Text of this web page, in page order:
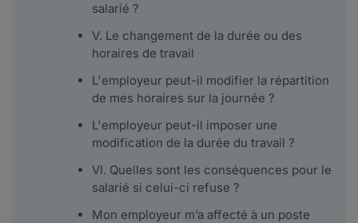
salarié ?
V. Le changement de la durée ou des
horaires de travail
L'employeur peut-il modifier la répartition
de mes horaires sur la journée ?
L'employeur peut-il imposer une
modification de la durée du travail ?
VI. Quelles sont les conséquences pour le
salarié si celui-ci refuse ?
Mon employeur m’a affecté à un poste